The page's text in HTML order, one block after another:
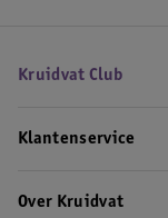
Kruidvat Club
Klantenservice
Over Kruidvat